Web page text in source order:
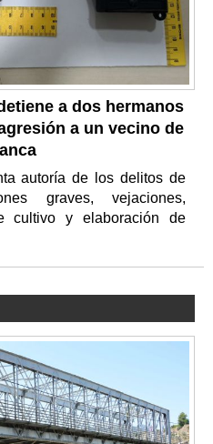
a dos hermanos
a un vecino de
autoría de los delitos de
graves, vejaciones,
cultivo y elaboración de